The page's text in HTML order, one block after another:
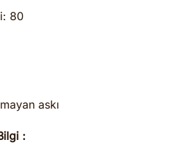
80
askı
: